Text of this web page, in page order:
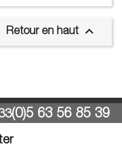
Retour en haut 
(0)5 63 56 85 39